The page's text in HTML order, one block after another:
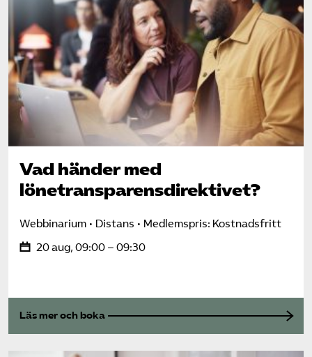
Vad händer med
lönetransparens­direktivet?
Webbinarium Distans
Medlemspris: Kostnadsfritt
20 aug, 09:00 – 09:30
Läs mer och boka